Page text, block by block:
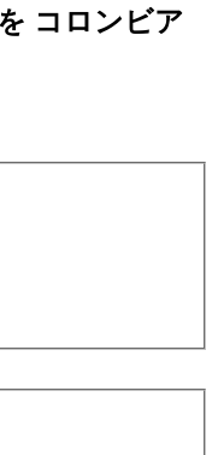
コロンビア